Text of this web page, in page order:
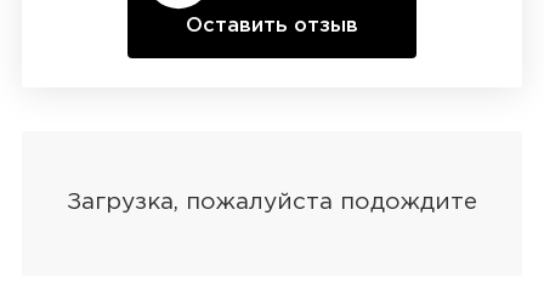
Оставить отзыв